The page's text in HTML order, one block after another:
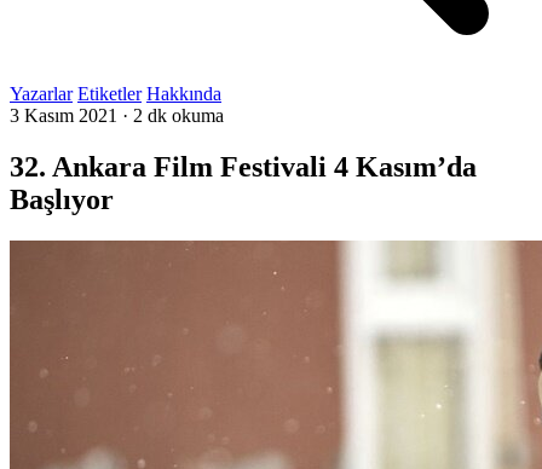
Yazarlar Etiketler Hakkında
3 Kasım 2021 · 2 dk okuma
32. Ankara Film Festivali 4 Kasım’da
Başlıyor